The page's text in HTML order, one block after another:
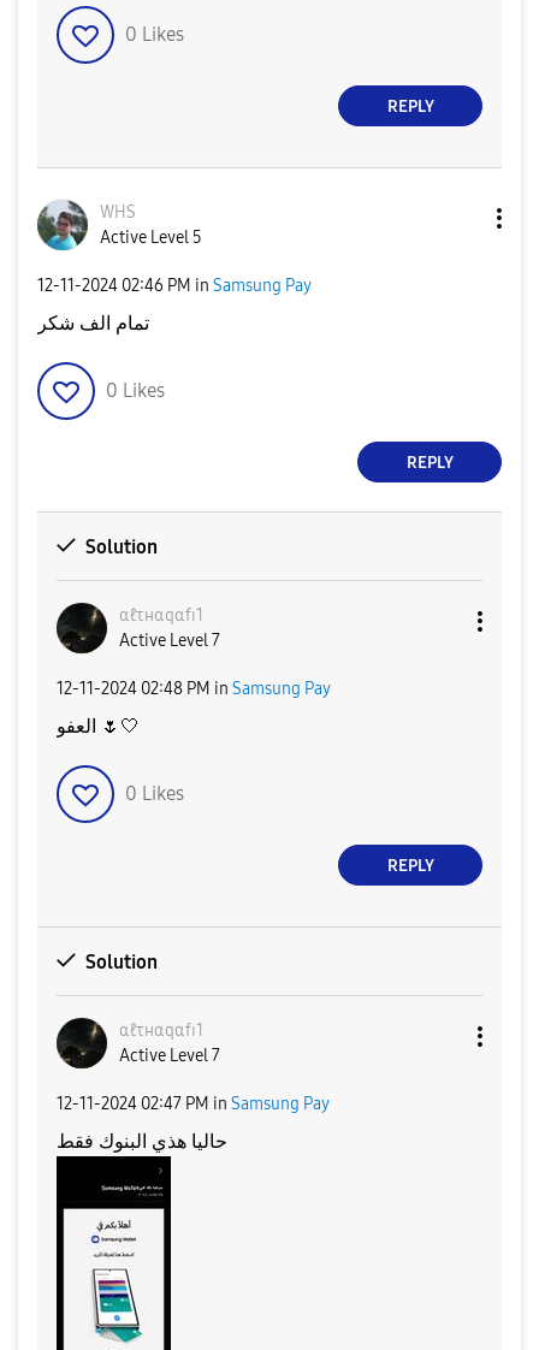
0 Likes
REPLY
WHS
Active Level 5
‎12-11-2024 02:46 PM in Samsung Pay
تمام الف شكر
0 Likes
REPLY
Solution
αℓτнαqαfɪ1
Active Level 7
‎12-11-2024 02:48 PM in Samsung Pay
🌷 🤍
0 Likes
REPLY
Solution
αℓτнαqαfɪ1
Active Level 7
‎12-11-2024 02:47 PM in Samsung Pay
حاليا هذي البنوك فقط